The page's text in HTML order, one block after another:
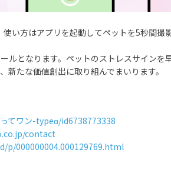
い方はアプリを起動してペットを5秒間撮
ルとなります。ペットのストレスサイン
たな価値創出に取り組んでまいります。
てワン-typeα/id6738773338
contact
000000004.000129769.html